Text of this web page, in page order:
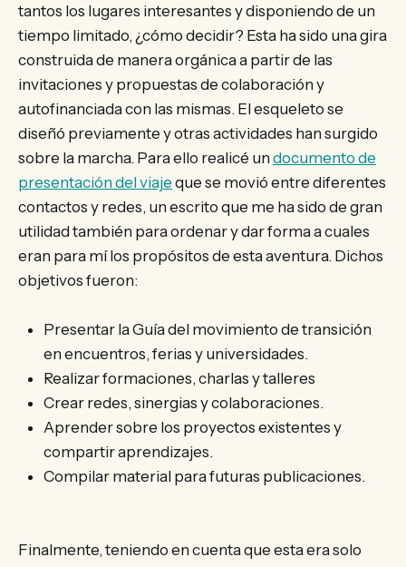
tantos los lugares interesantes y disponiendo de un
tiempo limitado, ¿cómo decidir? Esta ha sido una gira
construida de manera orgánica a partir de las
invitaciones y propuestas de colaboración y
autofinanciada con las mismas. El esqueleto se
diseñó previamente y otras actividades han surgido
sobre la marcha. Para ello realicé un documento de
presentación del viaje que se movió entre diferentes
contactos y redes, un escrito que me ha sido de gran
utilidad también para ordenar y dar forma a cuales
eran para mí los propósitos de esta aventura. Dichos
objetivos fueron:
Presentar la Guía del movimiento de transición
en encuentros, ferias y universidades.
Realizar formaciones, charlas y talleres
Crear redes, sinergias y colaboraciones.
Aprender sobre los proyectos existentes y
compartir aprendizajes.
Compilar material para futuras publicaciones.
Finalmente, teniendo en cuenta que esta era solo